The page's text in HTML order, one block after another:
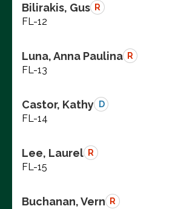
Bilirakis, Gus R
FL-12
Luna, Anna Paulina R
FL-13
Castor, Kathy D
FL-14
Lee, Laurel R
FL-15
Buchanan, Vern R